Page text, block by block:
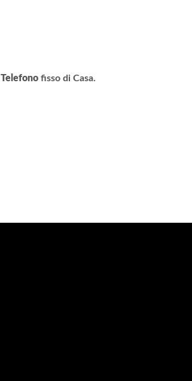
Telefono fisso di Casa.